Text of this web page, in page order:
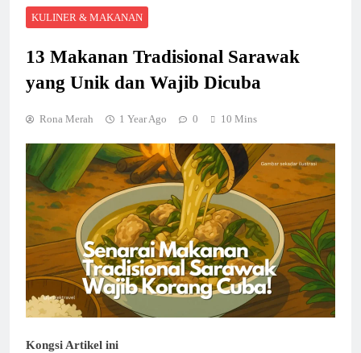
KULINER & MAKANAN
13 Makanan Tradisional Sarawak
yang Unik dan Wajib Dicuba
Rona Merah 1 Year Ago 0 10 Mins
Kongsi Artikel ini